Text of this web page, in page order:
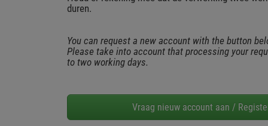
duren.
You can request a new account with the button
Please take into account that processing your
to two working days.